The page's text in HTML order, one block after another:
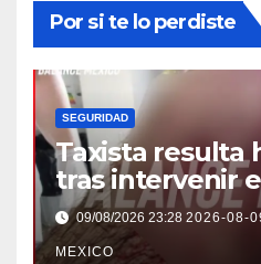
Por si te lo perdiste
SEGURIDAD
Taxista resulta
tras intervenir
discusión en
09/08/2026 23:28 2026-08-
MEXICO